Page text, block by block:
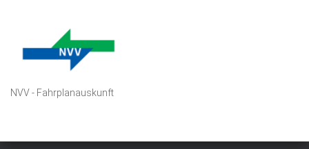
NVV - Fahrplanauskunft